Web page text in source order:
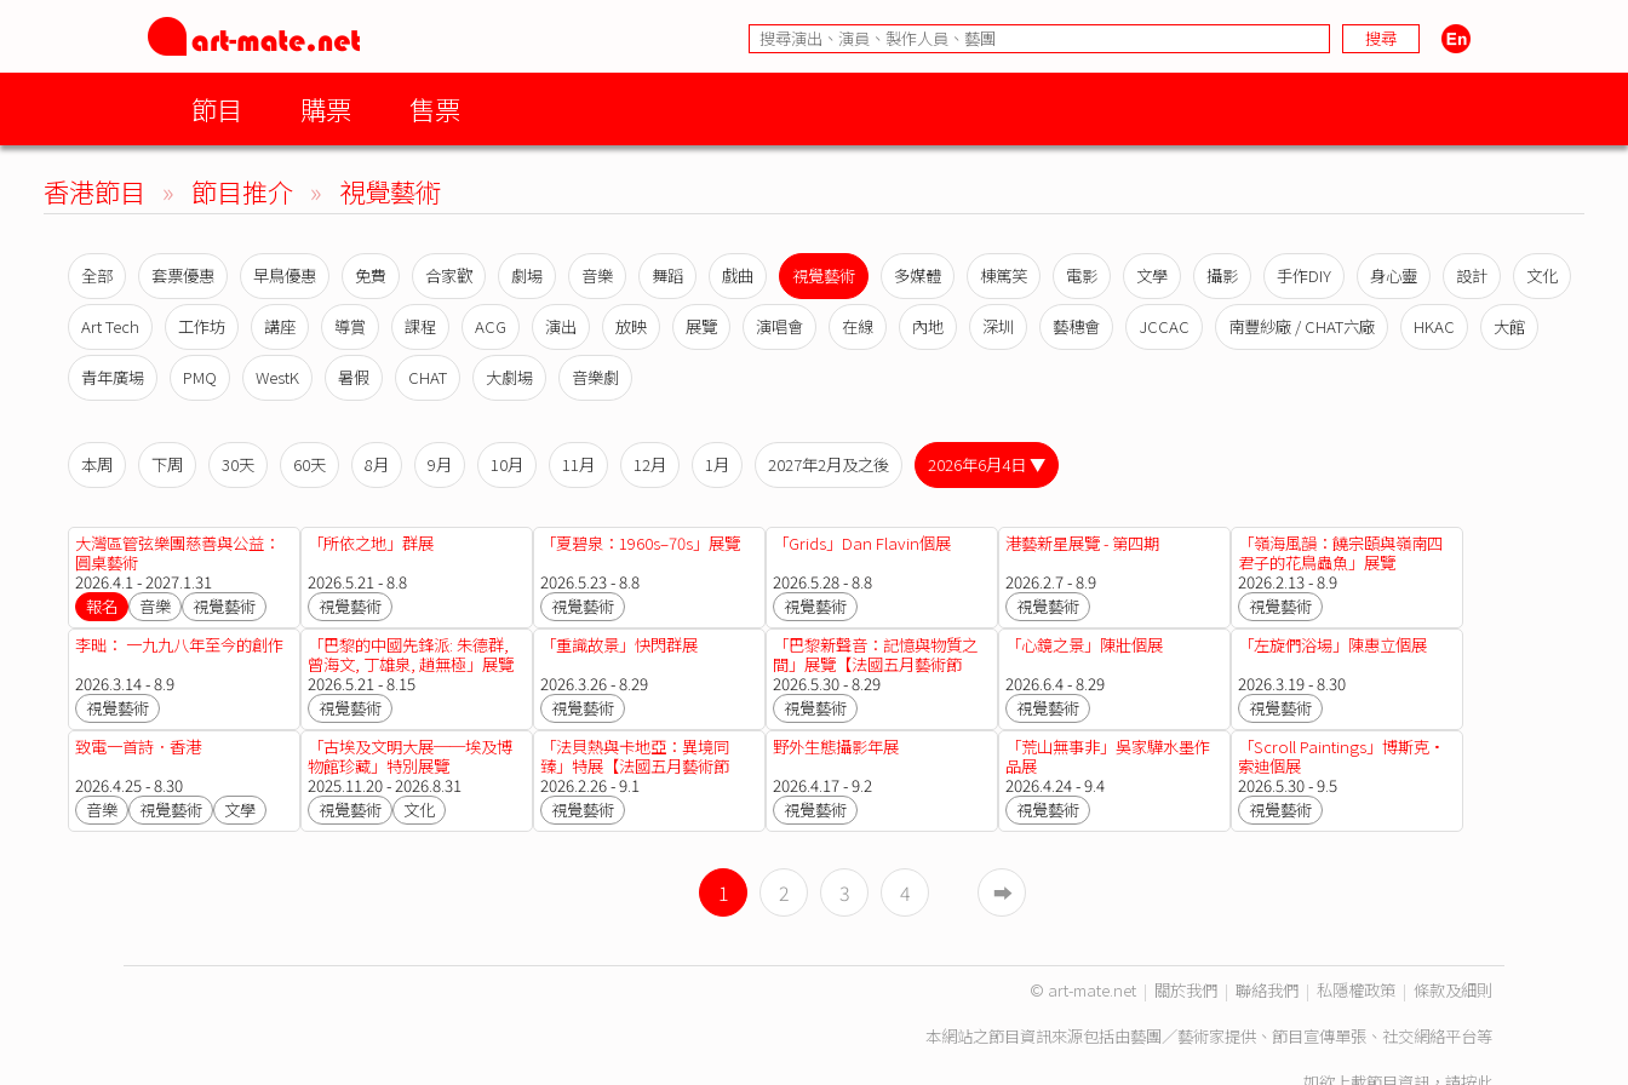
節目 購票 售票
香港節目 » 節目推介 » 視覺藝術
全部 套票優惠 早鳥優惠 免費 合家歡 劇場 音樂 舞蹈 戲曲 視覺藝術 多媒體 棟篤笑 電影 文學 攝影 手作DIY 身心靈 設計 文化
Art Tech 工作坊 講座 導賞 課程 ACG 演出 放映 展覽 演唱會 在線 內地 深圳 藝穗會 JCCAC 南豐紗廠 / CHAT六廠 HKAC 大館
青年廣場 PMQ WestK 暑假 CHAT 大劇場 音樂劇
本周 下周 30天 60天 8月 9月 10月 11月 12月 1月 2027年2月及之後 2026年6月4日 ▼
大灣區管弦樂團慈善與公益：
圓桌藝術
2026.4.1 - 2027.1.31
報名
音樂 視覺藝術
「所依之地」群展
2026.5.21 - 8.8
視覺藝術
「夏碧泉：1960s–70s」展覽
2026.5.23 - 8.8
視覺藝術
「Grids」Dan Flavin個展
2026.5.28 - 8.8
視覺藝術
港藝新星展覽 - 第四期
2026.2.7 - 8.9
視覺藝術
「嶺海風韻：饒宗頤與嶺南四
君子的花鳥蟲魚​」展覽
2026.2.13 - 8.9
視覺藝術
李昢： 一九九八年至今的創作
2026.3.14 - 8.9
視覺藝術
「巴黎的中國先鋒派: 朱德群,
曾海文, 丁雄泉, 趙無極」展覽
【法國五月藝術節2026】
2026.5.21 - 8.15
視覺藝術
「重識故景」快閃群展
2026.3.26 - 8.29
視覺藝術
「巴黎新聲音：記憶與物質之
間」展覽【法國五月藝術節
2026】
2026.5.30 - 8.29
視覺藝術
「心鏡之景」陳壯個展
2026.6.4 - 8.29
視覺藝術
「左旋們浴場」陳惠立個展
2026.3.19 - 8.30
視覺藝術
致電一首詩．香港
2026.4.25 - 8.30
音樂
視覺藝術 文學
「古埃及文明大展──埃及博
物館珍藏」特別展覽
2025.11.20 - 2026.8.31
視覺藝術
文化
「法貝熱與卡地亞：異境同
臻」特展【法國五月藝術節
2026】
2026.2.26 - 9.1
視覺藝術
野外生態攝影年展
2026.4.17 - 9.2
視覺藝術
「荒山無事非」吳家驊水墨作
品展
2026.4.24 - 9.4
視覺藝術
「Scroll Paintings」博斯克•
索迪個展
2026.5.30 - 9.5
視覺藝術
1 2 3 4 ➡︎
© art-mate.net | 關於我們 | 聯絡我們 | 私隱權政策 | 條款及細則
本網站之節目資訊來源包括由藝團／藝術家提供、節目宣傳單張、社交網絡平台等